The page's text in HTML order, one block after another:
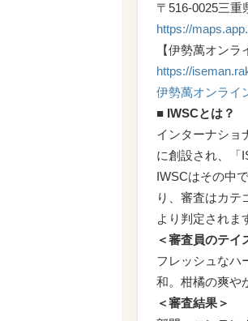
〒516-0025三重
https://
【伊勢萬オンラ
https://
伊勢萬オンライ
■ IWSCとは？
インターナショ
に創設され、「
IWSCはその中
り、審査はカテ
より判定されま
＜審査員のテイ
フレッシュなハ
和。柑橘の爽や
＜審査結果＞